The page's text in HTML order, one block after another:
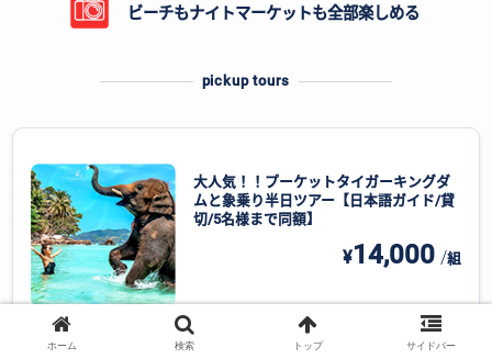
ビーチもナイトマーケットも全部楽しめる
pickup tours
大人気！！プーケットタイガーキングダ
ムと象乗り半日ツアー【日本語ガイド/貸
切/5名様まで同額】
¥14,000 /組
ホーム 検索 トップ サイドバー